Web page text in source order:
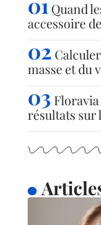
Quand
accessoire
masse et du
résultats sur